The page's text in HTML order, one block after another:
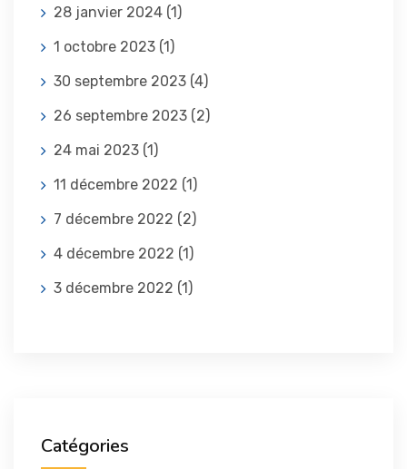
28 janvier 2024 (1)
1 octobre 2023 (1)
30 septembre 2023 (4)
26 septembre 2023 (2)
24 mai 2023 (1)
11 décembre 2022 (1)
7 décembre 2022 (2)
4 décembre 2022 (1)
3 décembre 2022 (1)
Catégories